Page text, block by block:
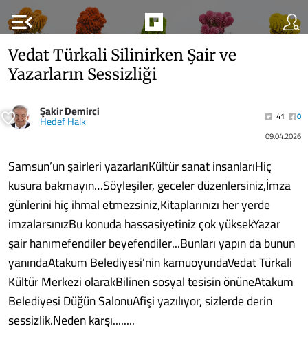
menu_open
Vedat Türkali Silinirken Şair ve
Yazarların Sessizliği
Şakir Demirci
Hedef Halk 41
0
09.04.2026
Samsun’un şairleri yazarlarıKültür sanat insanlarıHiç
kusura bakmayın…Söyleşiler, geceler düzenlersiniz,İmza
günlerini hiç ihmal etmezsiniz,Kitaplarınızı her yerde
imzalarsınızBu konuda hassasiyetiniz çok yüksekYazar
şair hanımefendiler beyefendiler...Bunları yapın da bunun
yanındaAtakum Belediyesi’nin kamuoyundaVedat Türkali
Kültür Merkezi olarakBilinen sosyal tesisin önüneAtakum
Belediyesi Düğün SalonuAfişi yazılıyor, sizlerde derin
sessizlik.Neden karşı........